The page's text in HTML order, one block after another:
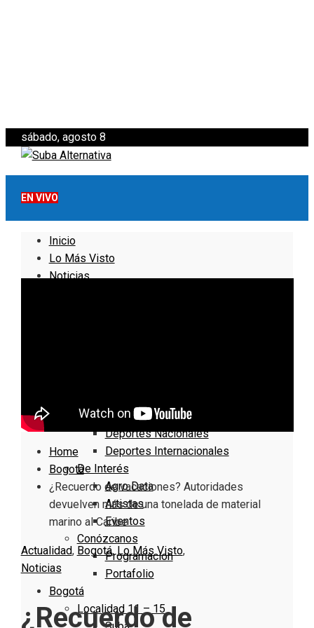
sábado, agosto 8
EN VIVO
Inicio
Lo Más Visto
Noticias
Deportes Locales
Deportes Nacionales
Deportes Internacionales
De Interés
Agro Data
Artistas
Eventos
Conózcanos
Programacion
Portafolio
Bogotá
Localidad 11 – 15
Home
Bogotá
¿Recuerdo de vacaciones? Autoridades
devuelven más de una tonelada de material
marino al Caribe
Actualidad, Bogotá, Lo Más Visto,
Noticias
¿Recuerdo de